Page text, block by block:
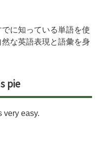
に知っている単語を使
な英語表現と語彙を身
pie
very easy.